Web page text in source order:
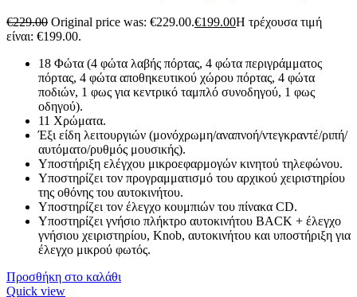
€229.00 Original price was: €229.00.€199.00Η τρέχουσα τιμή
είναι: €199.00.
18 Φώτα (4 φώτα λαβής πόρτας, 4 φώτα περιγράμματος
πόρτας, 4 φώτα αποθηκευτικού χώρου πόρτας, 4 φώτα
ποδιών, 1 φως για κεντρικό ταμπλό συνοδηγού, 1 φως
οδηγού).
11 Χρώματα.
Έξι είδη λειτουργιών (μονόχρωμη/αναπνοή/ντεγκραντέ/ριπή/
αυτόματο/ρυθμός μουσικής).
Υποστήριξη ελέγχου μικροεφαρμογών κινητού τηλεφώνου.
Υποστηρίζει τον προγραμματισμό του αρχικού χειριστηρίου
της οθόνης του αυτοκινήτου.
Υποστηρίζει τον έλεγχο κουμπιών του πίνακα CD.
Υποστηρίζει γνήσιο πλήκτρο αυτοκινήτου BACK + έλεγχο
γνήσιου χειριστηρίου, Knob, αυτοκινήτου και υποστήριξη για
έλεγχο μικρού φωτός.
Προσθήκη στο καλάθι
Quick view